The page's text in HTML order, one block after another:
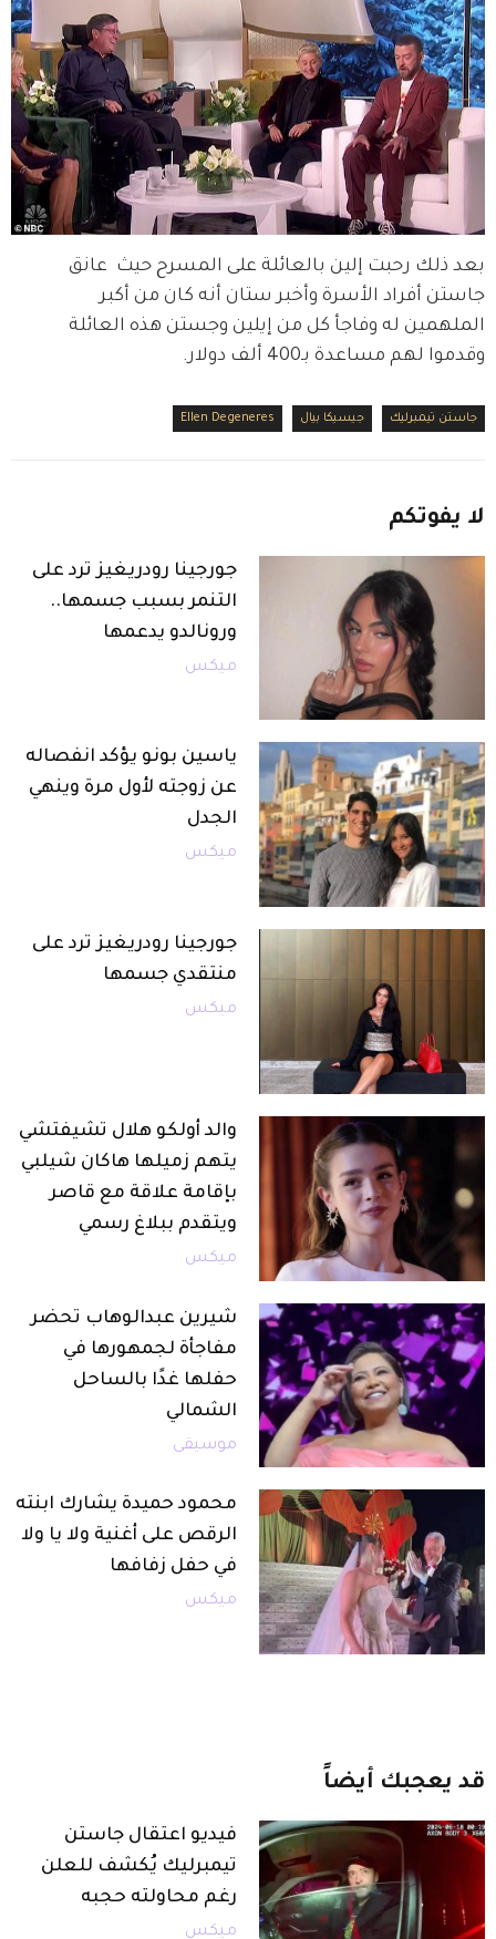
بعد ذلك رحبت إلين بالعائلة على المسرح حيث  عانق
جاستن أفراد الأسرة وأخبر ستان أنه كان من أكبر
الملهمين له وفاجأ كل من إيلين وجستن هذه العائلة
وقدموا لهم مساعدة بـ400 ألف دولار.
جاستن تيمبرليك جيسيكا بيال Ellen Degeneres
لا يفوتكم
جورجينا رودريغيز ترد على
التنمر بسبب جسمها..
ورونالدو يدعمها
ميكس
ياسين بونو يؤكد انفصاله
عن زوجته لأول مرة وينهي
الجدل
ميكس
جورجينا رودريغيز ترد على
منتقدي جسمها
ميكس
والد أولكو هلال تشيفتشي
يتهم زميلها هاكان شيلبي
بإقامة علاقة مع قاصر
ويتقدم ببلاغ رسمي
ميكس
شيرين عبدالوهاب تحضر
مفاجأة لجمهورها في
حفلها غدًا بالساحل
الشمالي
موسيقى
محمود حميدة يشارك ابنته
الرقص على أغنية ولا يا ولا
في حفل زفافها
ميكس
قد يعجبك أيضاً
فيديو اعتقال جاستن
تيمبرليك يُكشف للعلن
رغم محاولته حجبه
ميكس